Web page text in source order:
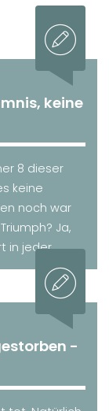
keine
8 dieser
keine
noch war
Ja,
in jeder ...
-